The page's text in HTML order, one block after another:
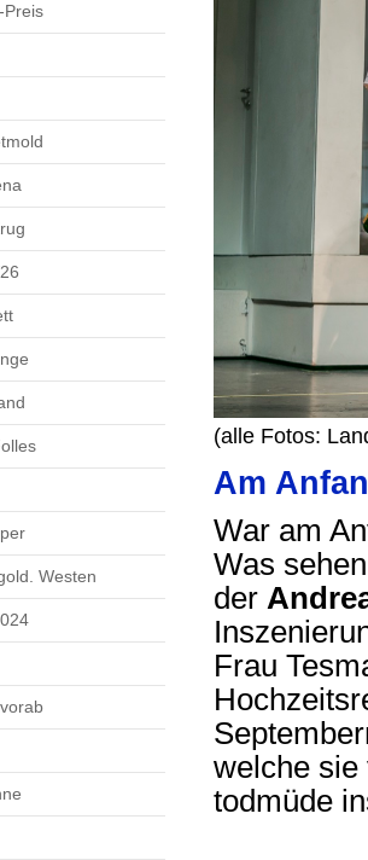
Preis
Westen
(alle Fotos:
Am
War am
Was
der
Frau
welche sie
todmüde